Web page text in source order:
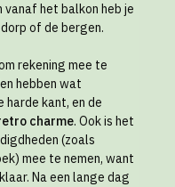
het balkon heb je
of de bergen.
rekening mee te
hebben wat
harde kant, en de
charme. Ook is het
(zoals
mee te nemen, want
Na een lange dag